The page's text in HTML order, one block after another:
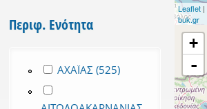
Περιφ. Ενότητα
Apply ΑΧΑΪΑΣ filter
ΑΧΑΪΑΣ (525)Apply ΑΧΑΪΑΣ
Apply ΑΙΤΩΛΟΑΚΑΡΝΑΝΙΑΣ filter
Leaflet |
buk.gr
+
-